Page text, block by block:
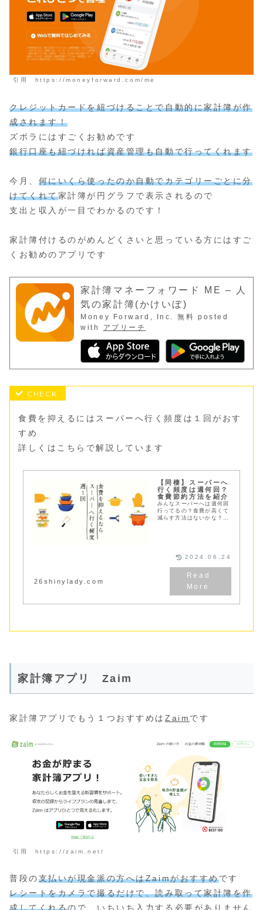
引用 https://moneyforward.com/me
クレジットカードを紐づけることで自動的に家計簿が作
成されます！
ズボラにはすごくお勧めです
銀行口座も紐づければ資産管理も自動で行ってくれます
今月、 何にいくら使ったのか自動でカテゴリーごとに分
けてくれて家計簿が円グラフで表示されるので
支出と収入が一目でわかるのです！
家計簿付けるのがめんどくさいと思っている方にはすご
くお勧めのアプリです
家計簿マネーフォワード ME – 人
気の家計簿(かけいぼ)
Money Forward, Inc. 無料 posted
with
アプリーチ
食費を抑えるにはスーパーへ行く頻度は１回がおす
すめ
詳しくはこちらで解説しています
【同棲】スーパーへ
行く頻度は週何回？
食費節約方法を紹介
みんなスーパーへは週何回
行ってるの？食費が高くて
減らす方法はないかな？週
26shinylady.com
2024.06.24
家計簿アプリ Zaim
家計簿アプリでもう１つおすすめは Zaim です
引用 https://zaim.net/
普段の支払いが現金派の方へはZaimがおすすめです
レシートをカメラで撮るだけで、読み取って家計簿を作
成してくれるので、いちいち入力する必要がありません